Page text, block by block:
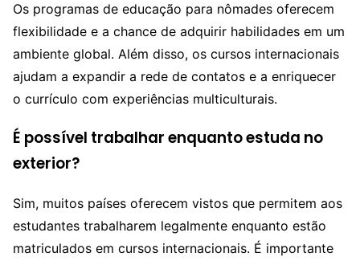
Os programas de educação para nômades oferecem
flexibilidade e a chance de adquirir habilidades em um
ambiente global. Além disso, os cursos internacionais
ajudam a expandir a rede de contatos e a enriquecer
o currículo com experiências multiculturais.
É possível trabalhar enquanto estuda no
exterior?
Sim, muitos países oferecem vistos que permitem aos
estudantes trabalharem legalmente enquanto estão
matriculados em cursos internacionais. É importante